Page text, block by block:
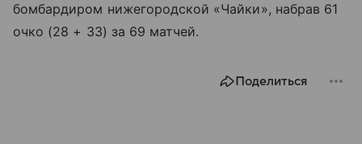
бомбардиром нижегородской «Чайки», набрав 61
очко (28 + 33) за 69 матчей.
Поделиться